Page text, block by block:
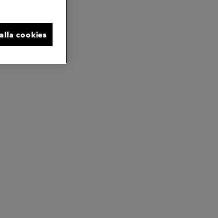
cookies